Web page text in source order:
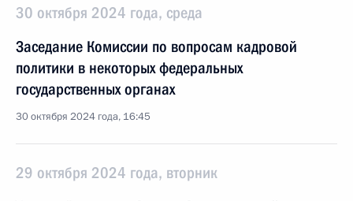
30 октября 2024 года, среда
Заседание Комиссии по вопросам кадровой
политики в некоторых федеральных
государственных органах
30 октября 2024 года, 16:45
29 октября 2024 года, вторник